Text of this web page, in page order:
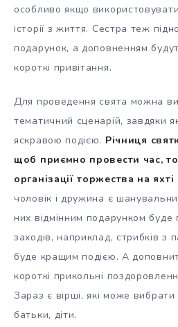
особливо якщо
історії з життя. Сестра теж
подарунок, а доповненням
короткі привітання.
Для проведення свята можна
тематичний сценарій, завдяки
яскравою подією. Річниця
щоб приємно провести час,
організації торжества на
чоловік і дружина є
них відмінним подарунком буде
заходів, наприклад, стрибків з
буде кращим подією. А
короткі прикольні
Зараз є вірші, які може
батьки, діти.